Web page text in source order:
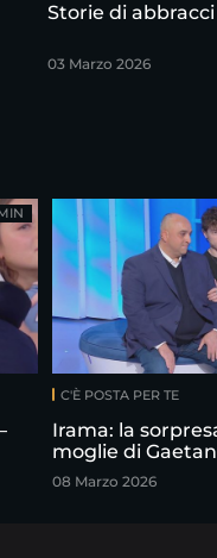
Storie di abbracci
03 Marzo 2026
C'È POSTA PER TE
Irama: la
moglie di
08 Marzo 2026